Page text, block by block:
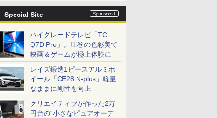
Special Site
ハイグレードテレビ「TCL
Q7D Pro」。圧巻の色彩美で
映画＆ゲームが極上体験に
レイズ鍛造1ピースアルミホ
イール「CE28 N-plus」軽量
なままに剛性を向上
クリエイティブが作った2万
円台の“小さなピュアオーデ